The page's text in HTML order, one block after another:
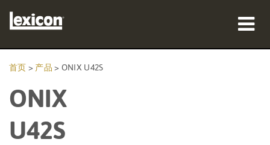
产品
哪里购买
首页 > 产品 > ONIX U42S
ONIX
U42S